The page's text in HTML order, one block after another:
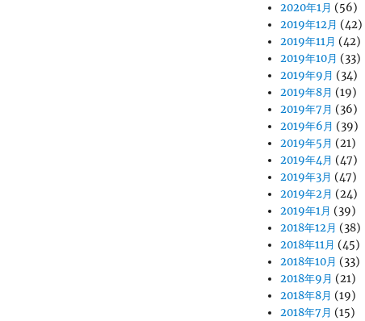
2020年1月 (56)
2019年12月 (42)
2019年11月 (42)
2019年10月 (33)
2019年9月 (34)
2019年8月 (19)
2019年7月 (36)
2019年6月 (39)
2019年5月 (21)
2019年4月 (47)
2019年3月 (47)
2019年2月 (24)
2019年1月 (39)
2018年12月 (38)
2018年11月 (45)
2018年10月 (33)
2018年9月 (21)
2018年8月 (19)
2018年7月 (15)